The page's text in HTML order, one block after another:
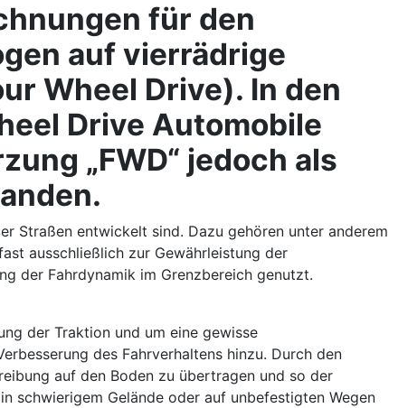
für den
auf vierrädrige
Wheel Drive). In den
Drive Automobile
„FWD“ jedoch als
Straßen entwickelt sind. Dazu gehören unter anderem
ausschließlich zur Gewährleistung der
der Fahrdynamik im Grenzbereich genutzt.
der Traktion und um eine gewisse
des Fahrverhaltens hinzu. Durch den
auf den Boden zu übertragen und so der
schwierigem Gelände oder auf unbefestigten Wegen